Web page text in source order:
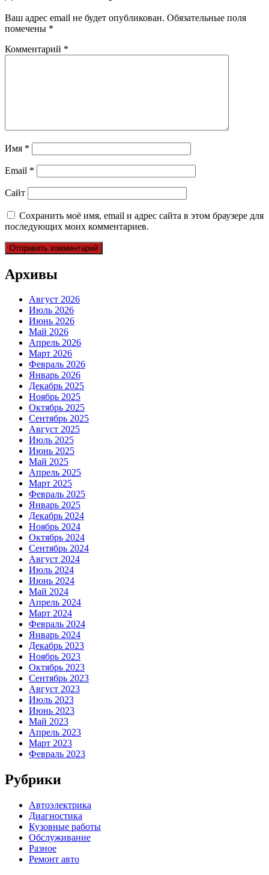
Ваш адрес email не будет опубликован. Обязательные поля
помечены *
Комментарий *
Имя *
Email *
Сайт
Сохранить моё имя, email и адрес сайта в этом браузере для
последующих моих комментариев.
Архивы
Август 2026
Июль 2026
Июнь 2026
Май 2026
Апрель 2026
Март 2026
Февраль 2026
Январь 2026
Декабрь 2025
Ноябрь 2025
Октябрь 2025
Сентябрь 2025
Август 2025
Июль 2025
Июнь 2025
Май 2025
Апрель 2025
Март 2025
Февраль 2025
Январь 2025
Декабрь 2024
Ноябрь 2024
Октябрь 2024
Сентябрь 2024
Август 2024
Июль 2024
Июнь 2024
Май 2024
Апрель 2024
Март 2024
Февраль 2024
Январь 2024
Декабрь 2023
Ноябрь 2023
Октябрь 2023
Сентябрь 2023
Август 2023
Июль 2023
Июнь 2023
Май 2023
Апрель 2023
Март 2023
Февраль 2023
Рубрики
Автоэлектрика
Диагностика
Кузовные работы
Обслуживание
Разное
Ремонт авто